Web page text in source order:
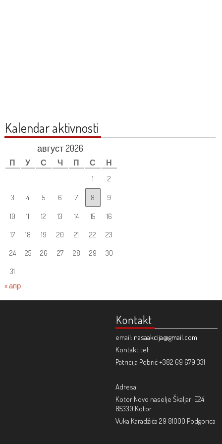
Kalendar aktivnosti
август 2026.
П У С Ч П С Н
1
2
3
4 5 6 7 8
9
10
11 12 13 14 15
16
17
18 19 20 21 22
23
24
25 26 27 28 29
30
31
« апр
Kontakt
email: nasaakcija@gmail.com
Kontakt tel:
Patricija Pobrić +382 69 679 331
Adresa:
Kotor Novo naselje Škaljari E24
85330 Kotor
Vuka Karadžića 29 81000 Podgorica